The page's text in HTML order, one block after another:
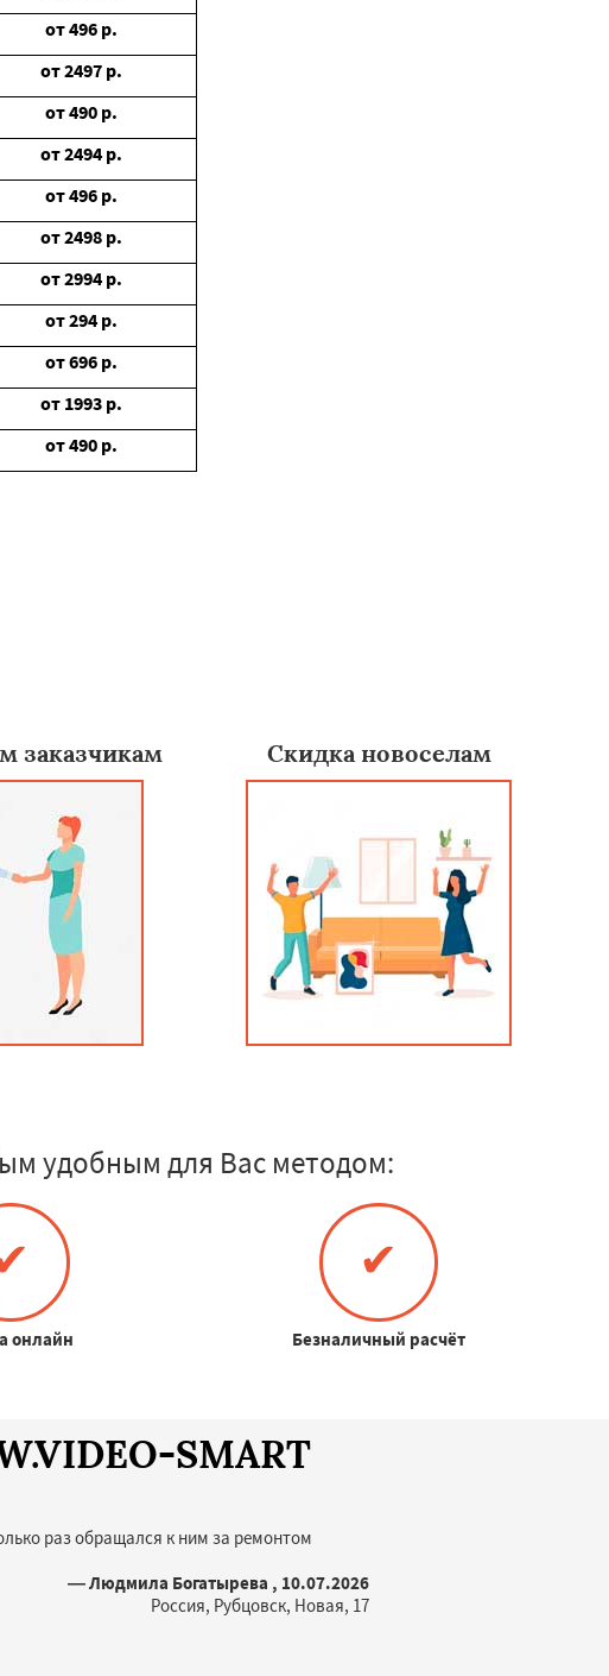
от496 р.
от2497 р.
от490 р.
от2494 р.
от496 р.
от2498 р.
от2994 р.
от294 р.
от696 р.
от 1993 р.
от490 р.
заказчикам Скидка новоселам
удобным для Вас методом:
онлайн
✔
Безналичный расчёт
SMART
раз обращался к ним за ремонтом
— Людмила Богатырева , 10.07.2026
Россия, Рубцовск, Новая, 17